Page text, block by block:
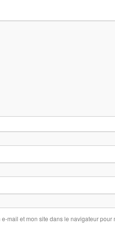
mail et mon site dans le navigateur